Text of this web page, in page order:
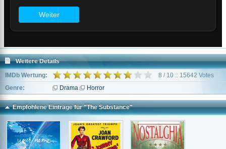
Weitere Details
IMDb Wertung:
8 / 10 :: 15642 Votes
Genre:
Drama Horror
Empfohlene Einträge für "The Substance"